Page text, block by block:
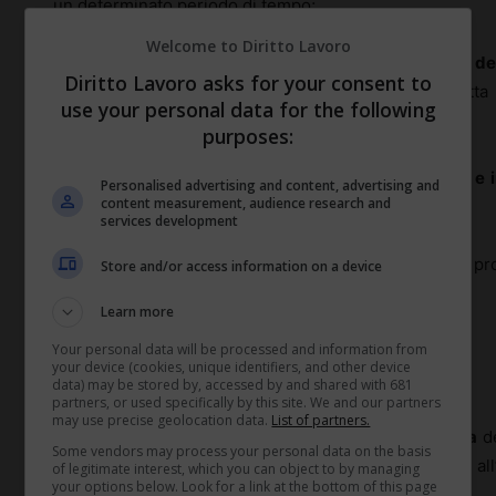
un determinato periodo di tempo;
sospensione
“immediata eliminazione degli effetti della
premiale”;
– si chiariscono le nozioni diomessa registrazione e
lavoro e si modifica il regime delle sanzioni;
– si modificano le sanzioni in materia di consegna del
2) Disposizioni in materia di rapporto di lavoro
I principali interventi riguardano:
controlli a distanza
dello Statuto dei lavoratori per adeguare la disciplina
Welcome to Diritto Lavoro
Diritto Lavoro asks for your consent to
use your personal data for the following
purposes:
Personalised advertising and content, advertising and
content measurement, audience research and
services development
Store and/or access information on a device
Learn more
Your personal data will be processed and information from
your device (cookies, unique identifiers, and other device
data) may be stored by, accessed by and shared with 681
partners, or used specifically by this site. We and our partners
may use precise geolocation data. List of partners.
Some vendors may process your personal data on the basis
of legitimate interest, which you can object to by managing
your options below. Look for a link at the bottom of this page